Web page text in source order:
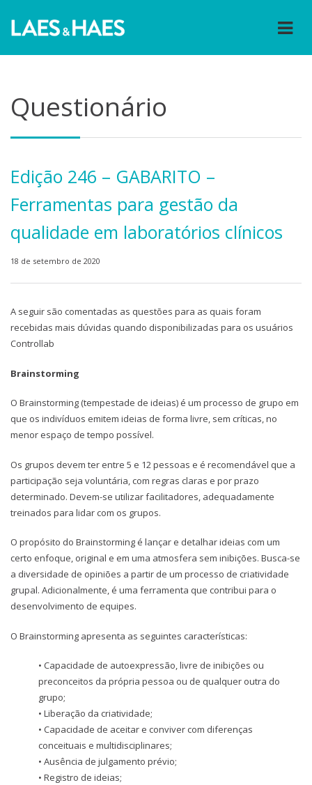
Questionário
Edição 246 – GABARITO –
Ferramentas para gestão da
qualidade em laboratórios clínicos
18 de setembro de 2020
A seguir são comentadas as questões para as quais foram
recebidas mais dúvidas quando disponibilizadas para os usuários
Controllab
Brainstorming
O Brainstorming (tempestade de ideias) é um processo de grupo em
que os indivíduos emitem ideias de forma livre, sem críticas, no
menor espaço de tempo possível.
Os grupos devem ter entre 5 e 12 pessoas e é recomendável que a
participação seja voluntária, com regras claras e por prazo
determinado. Devem-se utilizar facilitadores, adequadamente
treinados para lidar com os grupos.
O propósito do Brainstorming é lançar e detalhar ideias com um
certo enfoque, original e em uma atmosfera sem inibições. Busca-se
a diversidade de opiniões a partir de um processo de criatividade
grupal. Adicionalmente, é uma ferramenta que contribui para o
desenvolvimento de equipes.
O Brainstorming apresenta as seguintes características:
• Capacidade de autoexpressão, livre de inibições ou
preconceitos da própria pessoa ou de qualquer outra do
grupo;
• Liberação da criatividade;
• Capacidade de aceitar e conviver com diferenças
conceituais e multidisciplinares;
• Ausência de julgamento prévio;
• Registro de ideias;